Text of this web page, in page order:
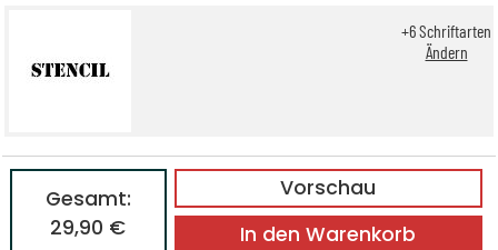
+6Schriftarten
Ändern
Vorschau
Gesamt:
29,90 €
In den Warenkorb